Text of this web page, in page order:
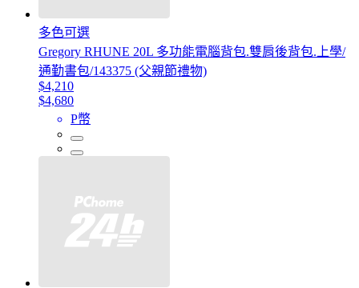
多色可選
Gregory RHUNE 20L 多功能電腦背包.雙肩後背包.上學/
通勤書包/143375 (父親節禮物)
$4,210
$4,680
P幣